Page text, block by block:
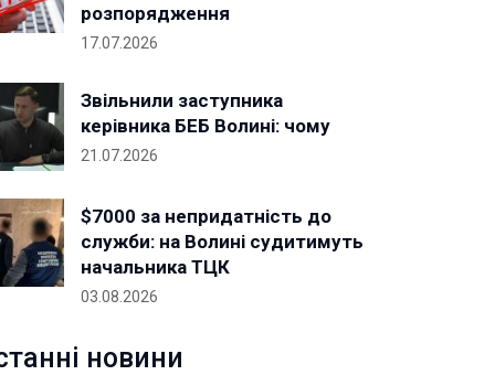
розпорядження
17.07.2026
Звільнили заступника
керівника БЕБ Волині: чому
21.07.2026
$7000 за непридатність до
служби: на Волині судитимуть
начальника ТЦК
03.08.2026
новини